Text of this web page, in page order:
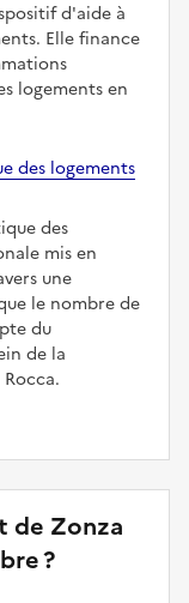
d'aide à
Elle finance
logements en
des logements
des
mis en
une
le nombre de
du
de la
de Zonza
?